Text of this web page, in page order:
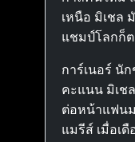
เหนือ มิเชล
แชมป์โลกก็
การ์เนอร์ นั
คะแนน มิเช
ต่อหน้าแฟนม
แมรีส์ เมื่อเ